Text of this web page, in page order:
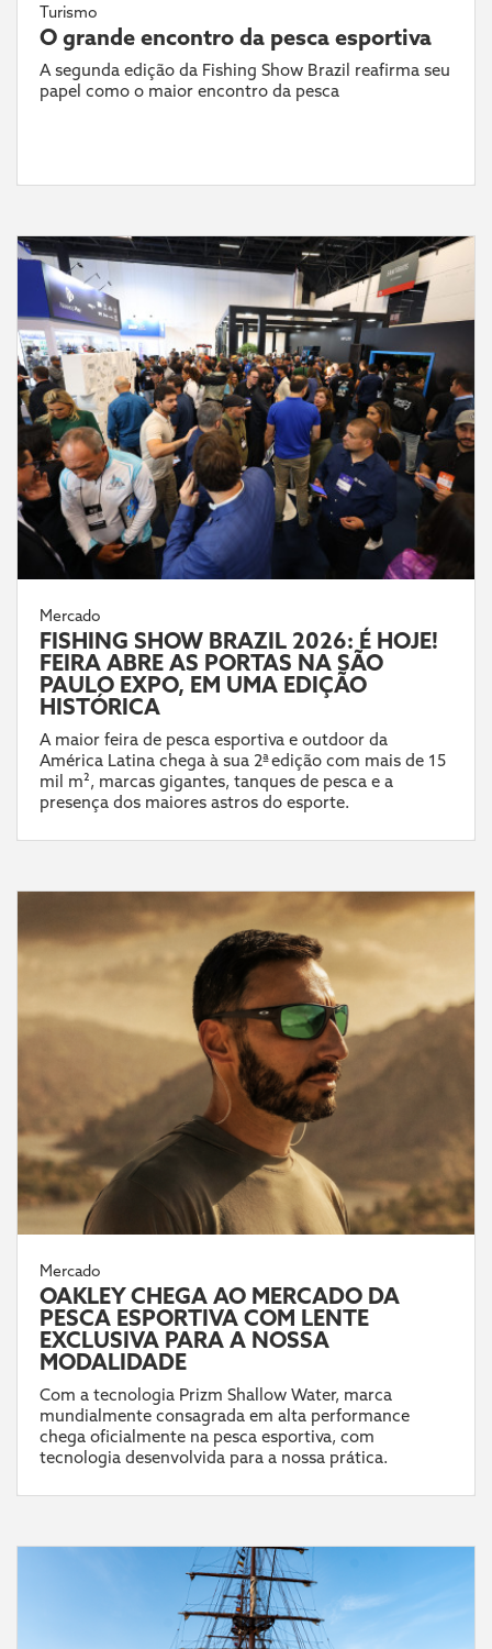
Turismo
O grande encontro da pesca esportiva
A segunda edição da Fishing Show Brazil reafirma seu
papel como o maior encontro da pesca
Mercado
FISHING SHOW BRAZIL 2026: É HOJE!
FEIRA ABRE AS PORTAS NA SÃO
PAULO EXPO, EM UMA EDIÇÃO
HISTÓRICA
A maior feira de pesca esportiva e outdoor da
América Latina chega à sua 2ª edição com mais de 15
mil m², marcas gigantes, tanques de pesca e a
presença dos maiores astros do esporte.
Mercado
OAKLEY CHEGA AO MERCADO DA
PESCA ESPORTIVA COM LENTE
EXCLUSIVA PARA A NOSSA
MODALIDADE
Com a tecnologia Prizm Shallow Water, marca
mundialmente consagrada em alta performance
chega oficialmente na pesca esportiva, com
tecnologia desenvolvida para a nossa prática.